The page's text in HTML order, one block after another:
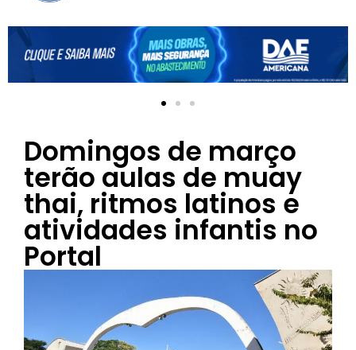
Domingos de março
terão aulas de muay
thai, ritmos latinos e
atividades infantis no
Portal